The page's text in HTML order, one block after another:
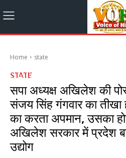
Home state
STATE
सपा अध्यक्ष अखिलेश की
संजय सिंह गंगवार का
का करता अपमान, उसका
अखिलेश सरकार में प्रदेश
उद्योग